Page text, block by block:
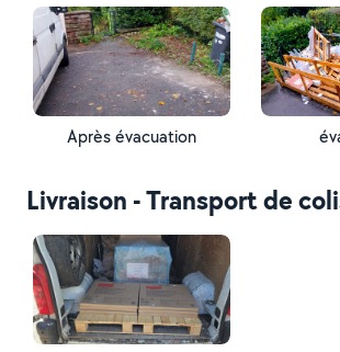
Après évacuation
Livraison - Transport de